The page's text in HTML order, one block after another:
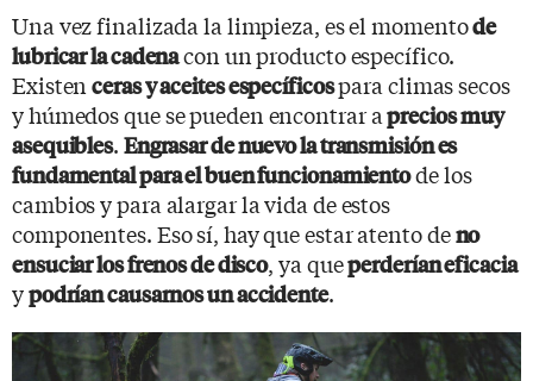
Una vez finalizada la limpieza, es el momentode
lubricar la cadenacon un producto específico.
Existenceras y aceites específicospara climas secos
y húmedos que se pueden encontrar aprecios muy
asequibles. Engrasar de nuevo la transmisión es
fundamental para el buen funcionamientode los
cambios y para alargar la vida de estos
componentes. Eso sí, hay que estar atento deno
ensuciar los frenos de disco, ya queperderían eficacia
ypodrían causarnos un accidente.